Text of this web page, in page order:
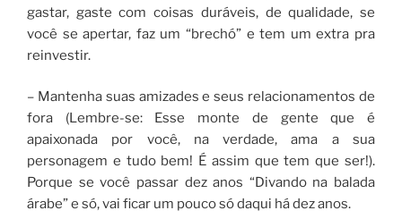
gastar, gaste com coisas duráveis, de qualidade, se
você se apertar, faz um “brechó” e tem um extra pra
reinvestir.
– Mantenha suas amizades e seus relacionamentos de
fora (Lembre-se: Esse monte de gente que é
apaixonada por você, na verdade, ama a sua
personagem e tudo bem! É assim que tem que ser!).
Porque se você passar dez anos “Divando na balada
árabe” e só, vai ficar um pouco só daqui há dez anos.